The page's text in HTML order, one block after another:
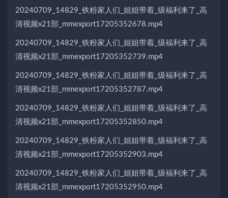
20240709_14829_铁粉家人们_姐姐带着_级福利来了_高
清视频x21部_mmexport17205352678.mp4
20240709_14829_铁粉家人们_姐姐带着_级福利来了_高
清视频x21部_mmexport17205352739.mp4
20240709_14829_铁粉家人们_姐姐带着_级福利来了_高
清视频x21部_mmexport17205352787.mp4
20240709_14829_铁粉家人们_姐姐带着_级福利来了_高
清视频x21部_mmexport17205352850.mp4
20240709_14829_铁粉家人们_姐姐带着_级福利来了_高
清视频x21部_mmexport17205352903.mp4
20240709_14829_铁粉家人们_姐姐带着_级福利来了_高
清视频x21部_mmexport17205352950.mp4